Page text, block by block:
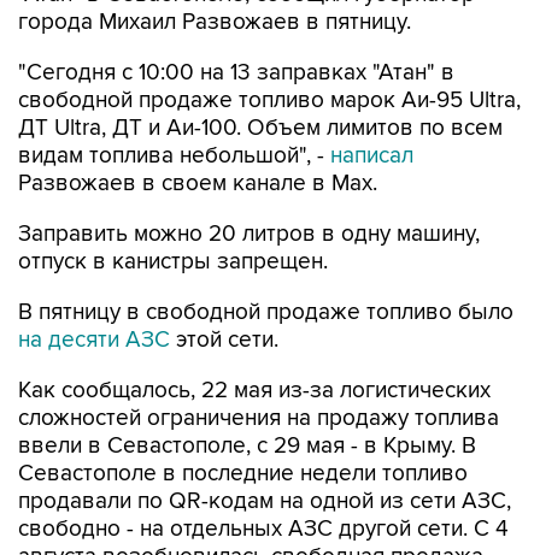
"Сегодня с 10:00 на 13 заправках "Атан" в
ДТ Ultra, ДТ и Аи-100. Объем лимитов по всем
видам топлива небольшой", - написал
Развожаев в своем канале в Max.
Заправить можно 20 литров в одну машину,
В пятницу в свободной продаже топливо было
Как сообщалось, 22 мая из-за логистических
ввели в Севастополе, с 29 мая - в Крыму. В
Севастополе в последние недели топливо
продавали по QR-кодам на одной из сети АЗС,
свободно - на отдельных АЗС другой сети. С 4
августа возобновилась свободная продажа
топлива на заправках двух сетей.